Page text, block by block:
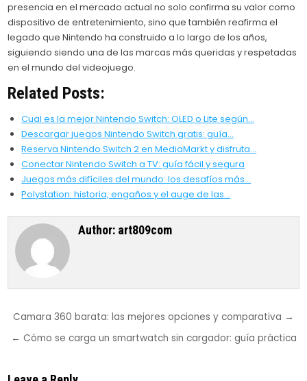
presencia en el mercado actual no solo confirma su valor como
dispositivo de entretenimiento, sino que también reafirma el
legado que Nintendo ha construido a lo largo de los años,
siguiendo siendo una de las marcas más queridas y respetadas
en el mundo del videojuego.
Related Posts:
Cual es la mejor Nintendo Switch: OLED o Lite según…
Descargar juegos Nintendo Switch gratis: guía…
Reserva Nintendo Switch 2 en MediaMarkt y disfruta…
Conectar Nintendo Switch a TV: guía fácil y segura
Juegos más difíciles del mundo: los desafíos más…
Polystation: historia, engaños y el auge de las…
Author: art809com
Post
navigation
Camara 360 barata: las mejores opciones y comparativa →
← Cómo se carga un smartwatch sin cargador: guía práctica